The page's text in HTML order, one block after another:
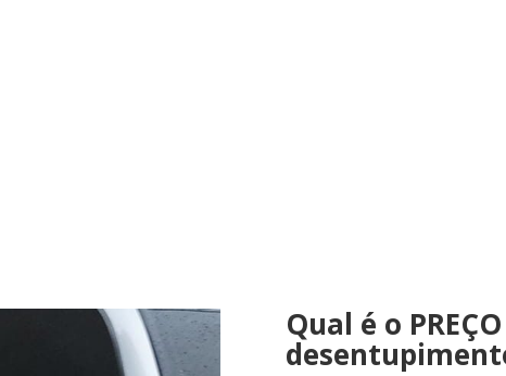
Qual é o